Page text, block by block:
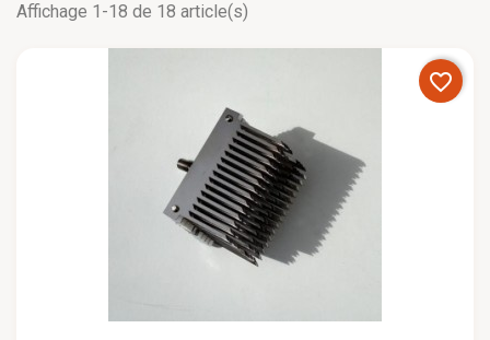
Affichage 1-18 de 18 article(s)
favorite_border